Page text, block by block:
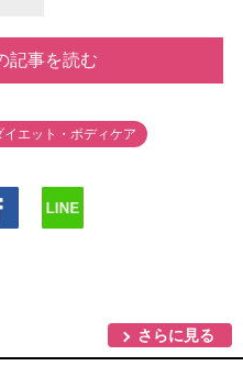
記事を読む
イエット・ボディケア
さらに見る